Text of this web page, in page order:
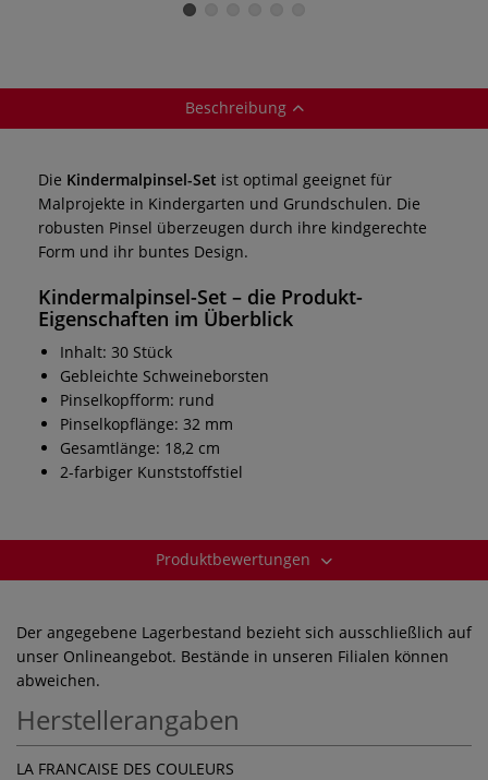
Beschreibung
Die Kindermalpinsel-Set ist optimal geeignet für
Malprojekte in Kindergarten und Grundschulen. Die
robusten Pinsel überzeugen durch ihre kindgerechte
Form und ihr buntes Design.
Kindermalpinsel-Set – die Produkt-
Eigenschaften im Überblick
Inhalt: 30 Stück
Gebleichte Schweineborsten
Pinselkopfform: rund
Pinselkopflänge: 32 mm
Gesamtlänge: 18,2 cm
2-farbiger Kunststoffstiel
Produktbewertungen
Der angegebene Lagerbestand bezieht sich ausschließlich auf
unser Onlineangebot. Bestände in unseren Filialen können
abweichen.
Herstellerangaben
LA FRANCAISE DES COULEURS